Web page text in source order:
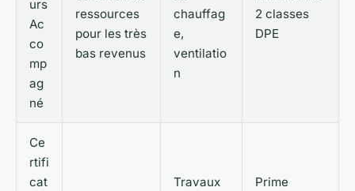
urs
Ac
co
mp
ag
né
ressources
pour les très
bas revenus
chauffag
e,
ventilatio
n
2 classes
DPE
Ce
rtifi
cat
Travaux
Prime